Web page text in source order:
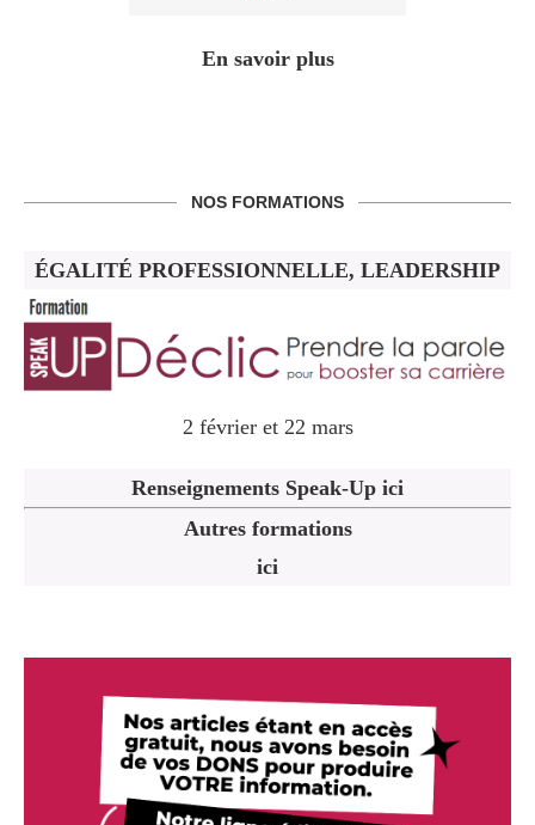
En savoir plus
NOS FORMATIONS
ÉGALITÉ PROFESSIONNELLE, LEADERSHIP
2 février et 22 mars
Renseignements Speak-Up ici
Autres formations
ici